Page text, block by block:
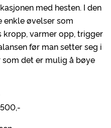
med hesten. I den
enkle øvelser som
varmer opp, trigger
før man setter seg i
det er mulig å bøye